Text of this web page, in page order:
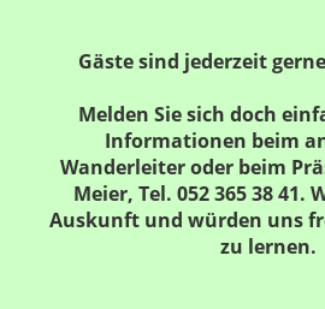
Gäste sind jederzeit
Melden Sie sich doch
Informationen beim
Wanderleiter oder beim
Meier, Tel. 052 365 38 41.
Auskunft und würden uns
zu lernen.